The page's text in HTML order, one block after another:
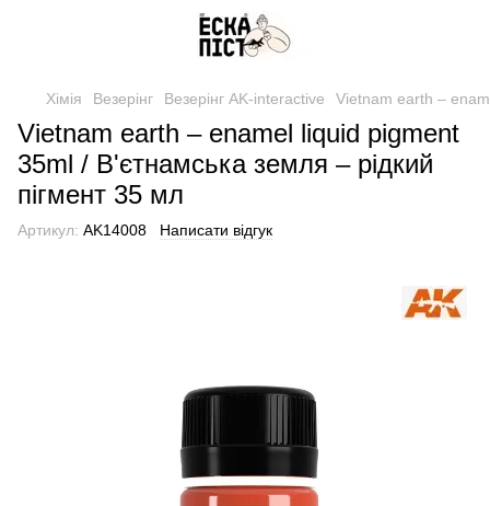
Хімія Везерінг Везерінг AK-interactive Vietnam earth –
Vietnam earth – enamel liquid pigment
35ml / В'єтнамська земля – рідкий
пігмент 35 мл
Артикул: AK14008 Написати відгук